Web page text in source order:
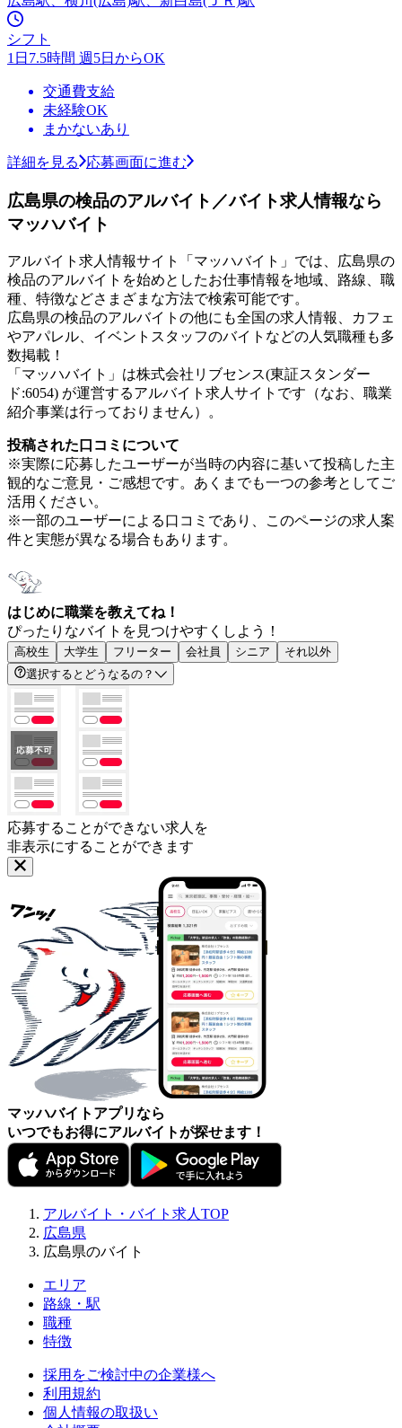
シフト
1日7.5時間 週5日からOK
交通費支給
未経験OK
まかないあり
詳細を見る 応募画面に進む
広島県の検品のアルバイト／バイト求人情報なら
マッハバイト
アルバイト求人情報サイト「マッハバイト」では、広島県の
検品のアルバイトを始めとしたお仕事情報を地域、路線、職
種、特徴などさまざまな方法で検索可能です。
広島県の検品のアルバイトの他にも全国の求人情報、カフェ
やアパレル、イベントスタッフのバイトなどの人気職種も多
数掲載！
「マッハバイト」は株式会社リブセンス(東証スタンダー
ド:6054) が運営するアルバイト求人サイトです（なお、職業
紹介事業は行っておりません）。
投稿された口コミについて
※実際に応募したユーザーが当時の内容に基いて投稿した主
観的なご意見・ご感想です。あくまでも一つの参考としてご
活用ください。
※一部のユーザーによる口コミであり、このページの求人案
件と実態が異なる場合もあります。
はじめに職業を教えてね！
ぴったりなバイトを見つけやすくしよう！
高校生 大学生 フリーター 会社員 シニア
それ以外
選択するとどうなるの？
応募することができない求人を
非表示にすることができます
マッハバイトアプリなら
いつでもお得にアルバイトが探せます！
アルバイト・バイト求人TOP
広島県
広島県のバイト
エリア
路線・駅
職種
特徴
採用をご検討中の企業様へ
利用規約
個人情報の取扱い